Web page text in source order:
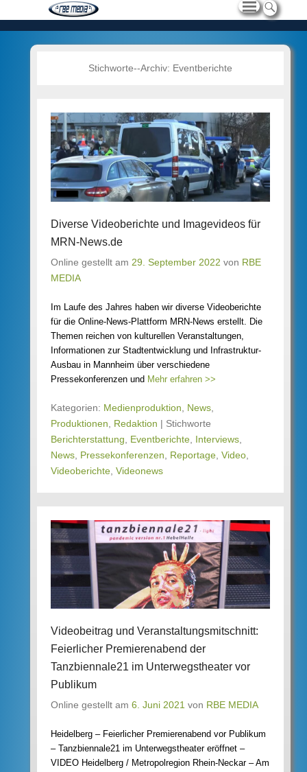
Stichworte--Archiv: Eventberichte
Diverse Videoberichte und Imagevideos für
MRN-News.de
Online gestellt am 29. September 2022 von RBE
MEDIA
Im Laufe des Jahres haben wir diverse Videoberichte
für die Online-News-Plattform MRN-News erstellt. Die
Themen reichen von kulturellen Veranstaltungen,
Informationen zur Stadtentwicklung und Infrastruktur-
Ausbau in Mannheim über verschiedene
Pressekonferenzen und Mehr erfahren >>
Kategorien: Medienproduktion News
Produktionen
Redaktion | Stichworte
Berichterstattung
Eventberichte Interviews
News Pressekonferenzen Reportage Video
Videoberichte Videonews
Videobeitrag und Veranstaltungsmitschnitt:
Feierlicher Premierenabend der
Tanzbiennale21 im Unterwegstheater vor
Publikum
Online gestellt am 6. Juni 2021 von RBE MEDIA
Heidelberg – Feierlicher Premierenabend vor Publikum
– Tanzbiennale21 im Unterwegstheater eröffnet –
VIDEO Heidelberg / Metropolregion Rhein-Neckar – Am